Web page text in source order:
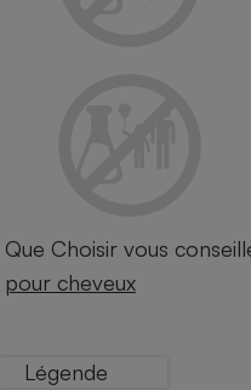
Que Choisir vous
pour cheveux
Légende